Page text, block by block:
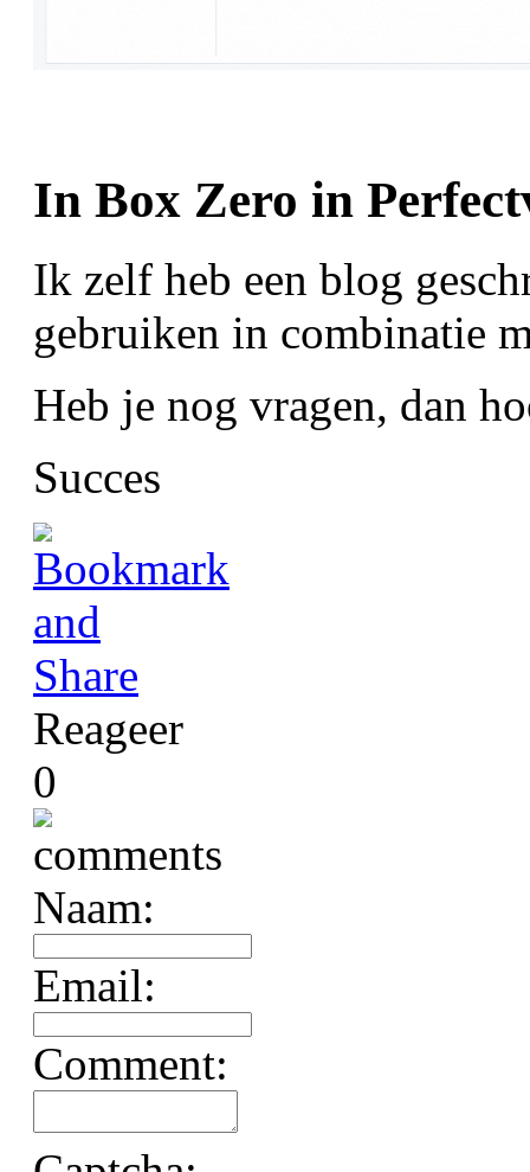
In Box Zero in
Ik zelf heb een blog
gebruiken in combinatie
Heb je nog vragen, dan
Succes
Reageer
0
Naam:
Email:
Comment: